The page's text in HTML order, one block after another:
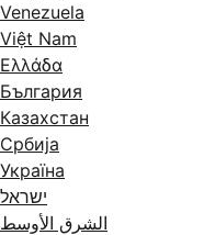
Venezuela
Việt Nam
Ελλάδα
България
Казахстан
Србија
Україна
ישראל
الشرق الأوسط